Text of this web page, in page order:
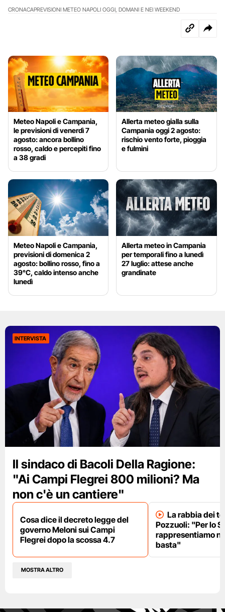
CRONACAPREVISIONI METEO NAPOLI OGGI, DOMANI E NEI WEEKEND
Meteo Napoli e Campania,
le previsioni di venerdì 7
agosto: ancora bollino
rosso, caldo e percepiti fino
a 38 gradi
Allerta meteo gialla sulla
Campania oggi 2 agosto:
rischio vento forte, pioggia
e fulmini
Meteo Napoli e Campania,
previsioni di domenica 2
agosto: bollino rosso, fino a
39°C, caldo intenso anche
lunedì
Allerta meteo in Campania
per temporali fino a lunedì
27 luglio: attese anche
grandinate
INTERVISTA
Il sindaco di Bacoli Della Ragione:
"Ai Campi Flegrei 800 milioni? Ma
non c'è un cantiere"
Cosa dice il decreto legge del
governo Meloni sui Campi
Flegrei dopo la scossa 4.7
La rabbia dei
Pozzuoli: "Per lo
rappresentiamo
basta"
MOSTRA ALTRO